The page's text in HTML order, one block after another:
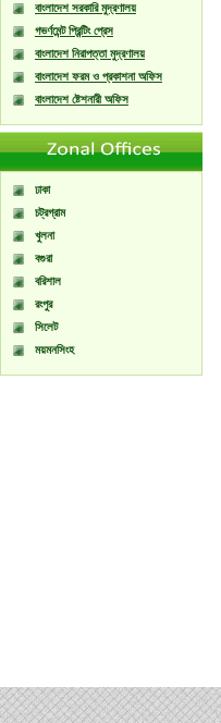
বাংলাদেশ সরকারি মুদ্রণালয়
গভর্ণমেন্ট প্রিন্টিং প্রেস
বাংলাদেশ নিরাপত্তা মুদ্রণালয়
বাংলাদেশ ফরম ও প্রকাশনা অফিস
বাংলাদেশ ষ্টেশনারী অফিস
ঢাকা
চট্রগ্রাম
খুলনা
বগুরা
বরিশাল
রংপুর
সিলেট
ময়মনসিংহ